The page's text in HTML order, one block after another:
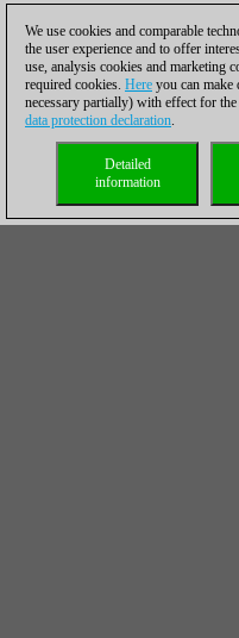
We use cookies and comparable
the user experience and to offer
use, analysis cookies and marketing
required cookies. Here you can make
necessary partially) with effect for
data protection declaration.
Detailed
information